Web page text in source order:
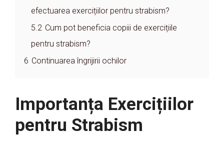
efectuarea exercițiilor pentru strabism?
5.2 Cum pot beneficia copiii de exercițiile
pentru strabism?
6 Continuarea îngrijirii ochilor
Importanța Exercițiilor
pentru Strabism